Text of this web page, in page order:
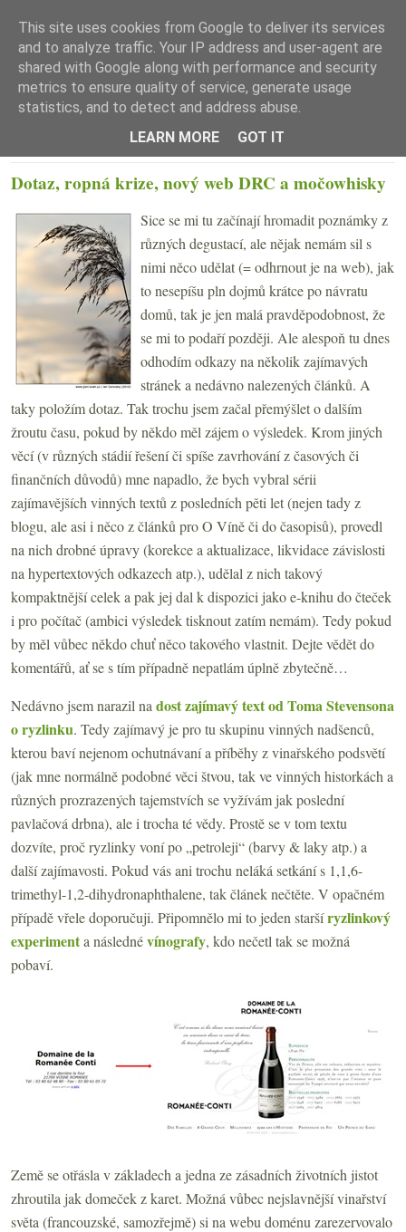
☰ Menu
Dotaz, ropná krize, nový web DRC a močowhisky
Sice se mi tu začínají hromadit poznámky z
různých degustací, ale nějak nemám sil s
nimi něco udělat (= odhrnout je na web), jak
to nesepíšu pln dojmů krátce po návratu
domů, tak je jen malá pravděpodobnost, že
se mi to podaří později. Ale alespoň tu dnes
odhodím odkazy na několik zajímavých
stránek a nedávno nalezených článků. A
taky položím dotaz. Tak trochu jsem začal přemýšlet o dalším
žroutu času, pokud by někdo měl zájem o výsledek. Krom jiných
věcí (v různých stádií řešení či spíše zavrhování z časových či
finančních důvodů) mne napadlo, že bych vybral sérii
zajímavějších vinných textů z posledních pěti let (nejen tady z
blogu, ale asi i něco z článků pro O Víně či do časopisů), provedl
na nich drobné úpravy (korekce a aktualizace, likvidace závislosti
na hypertextových odkazech atp.), udělal z nich takový
kompaktnější celek a pak jej dal k dispozici jako e-knihu do čteček
i pro počítač (ambici výsledek tisknout zatím nemám). Tedy pokud
by měl vůbec někdo chuť něco takového vlastnit. Dejte vědět do
komentářů, ať se s tím případně nepatlám úplně zbytečně…
Nedávno jsem narazil na dost zajímavý text od Toma Stevensona
o ryzlinku. Tedy zajímavý je pro tu skupinu vinných nadšenců,
kterou baví nejenom ochutnávaní a příběhy z vinařského podsvětí
(jak mne normálně podobné věci štvou, tak ve vinných historkách a
různých prozrazených tajemstvích se vyžívám jak poslední
pavlačová drbna), ale i trocha té vědy. Prostě se v tom textu
dozvíte, proč ryzlinky voní po „petroleji“ (barvy & laky atp.) a
další zajímavosti. Pokud vás ani trochu neláká setkání s 1,1,6-
trimethyl-1,2-dihydronaphthalene, tak článek nečtěte. V opačném
případě vřele doporučuji. Připomnělo mi to jeden staršíryzlinkový
experimenta následnévínografy, kdo nečetl tak se možná
pobaví.
Země se otřásla v základech a jedna ze zásadních životních jistot
zhroutila jak domeček z karet. Možná vůbec nejslavnější vinařství
světa (francouzské, samozřejmě) si na webu doménu zarezervovalo
This site uses cookies from Google to deliver its services
and to analyze traffic. Your IP address and user-agent are
shared with Google along with performance and security
metrics to ensure quality of service, generate usage
statistics, and to detect and address abuse.
LEARN MORE
GOT IT